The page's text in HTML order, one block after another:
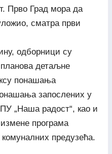
Прво Град мора да
сматра први
одборници су
детаљне
понашања
запослених у
„Наша радост“, као и
програма
предузећа.